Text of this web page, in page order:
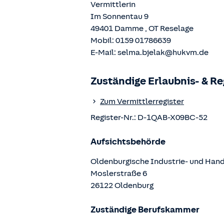
Vermittlerin
Im Sonnentau 9
49401 Damme , OT Reselage
Mobil: 0159 01786639
E-Mail: selma.bjelak@hukvm.de
Zuständige Erlaubnis- &
Zum Vermittlerregister
Register-Nr.: D-1QAB-X09BC-52
Aufsichtsbehörde
Oldenburgische Industrie- und
Moslerstraße6
26122Oldenburg
Zuständige Berufskammer